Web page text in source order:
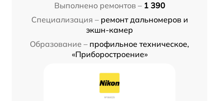
Выполнено ремонтов – 1 390
Специализация – ремонт дальномеров и
экшн-камер
Образование – профильное техническое,
«Приборостроение»